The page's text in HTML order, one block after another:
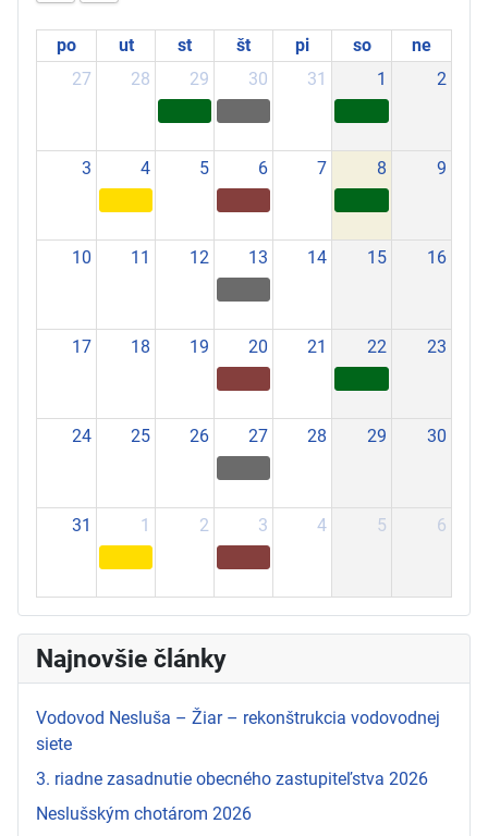
po ut st št pi so
ne
27
28 29 30 31 1 2
3 4 5 6 7 8 9
10 11 12 13 14 15 16
17 18 19 20 21 22 23
24 25 26 27 28 29 30
31 1 2 3 4 5 6
Najnovšie články
Vodovod Nesluša – Žiar – rekonštrukcia vodovodnej
siete
3. riadne zasadnutie obecného zastupiteľstva 2026
Neslušským chotárom 2026